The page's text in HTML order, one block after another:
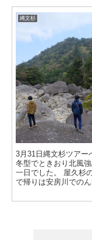
縄文杉
3月31日縄文杉ツアー
冬型でときおり北風
一日でした。 屋久杉
で帰りは安房川での